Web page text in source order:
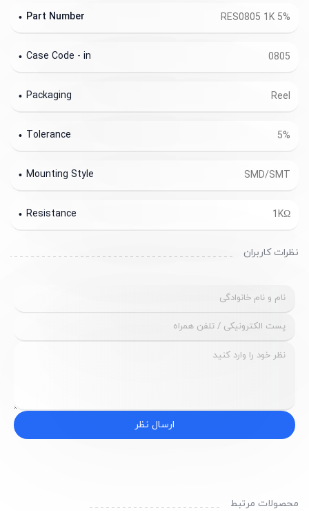
RES0805 1K 5%
Part Number
0805
Case Code - in
Reel
Packaging
5%
Tolerance
SMD/SMT
Mounting Style
1KΩ
Resistance
نظرات کاربران
ارسال نظر
محصولات مرتبط